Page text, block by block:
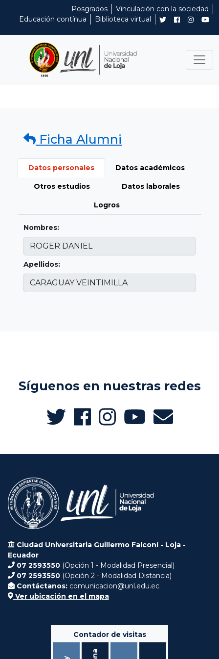
Posgrados
Vinculación con la sociedad
Educación contínua
Biblioteca virtual
Ficha Alumni
Datos personales Datos académicos
Otros estudios Datos laborales
Logros
Nombres:
Apellidos:
Síguenos en nuestras redes
Ciudad Universitaria Guillermo Falconí - Loja -
Ecuador
07 2593550 (Opción 1 - Modalidad Presencial)
07 2593550 (Opción 2 - Modalidad Distancia)
Contáctanos: comunicacion@unl.edu.ec
Ver ubicación en el mapa
Contador de visitas